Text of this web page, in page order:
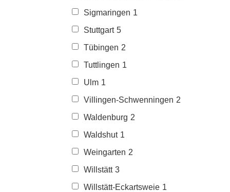
Sigmaringen 1
Stuttgart 5
Tübingen 2
Tuttlingen 1
Ulm 1
Villingen-Schwenningen 2
Waldenburg 2
Waldshut 1
Weingarten 2
Willstätt 3
Willstätt-Eckartsweie 1